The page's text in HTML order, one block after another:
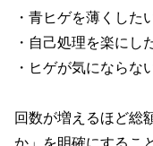
・青ヒゲを薄くした
・自己処理を楽にし
・ヒゲが気になら
回数が増えるほど総
か」を明確にするこ